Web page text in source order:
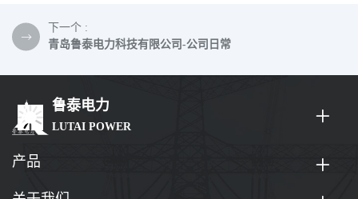
下一个 :
青岛鲁泰电力科技有限公司-公司日常
鲁泰电力
LUTAI POWER
产品